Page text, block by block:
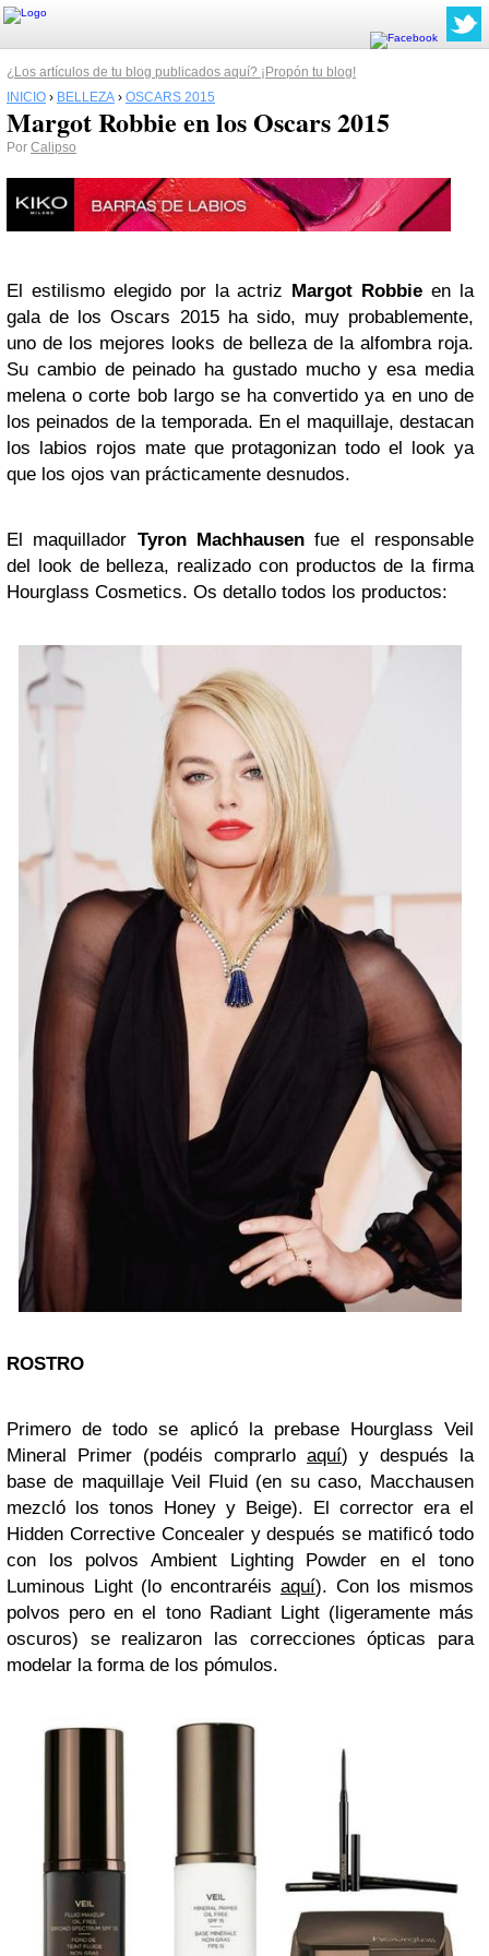
¿Los artículos de tu blog publicados aquí? ¡Propón tu blog!
INICIO › BELLEZA › OSCARS 2015
Margot Robbie en los Oscars 2015
Por Calipso
El estilismo elegido por la actriz Margot Robbie en la
gala de los Oscars 2015 ha sido, muy probablemente,
uno de los mejores looks de belleza de la alfombra roja.
Su cambio de peinado ha gustado mucho y esa media
melena o corte bob largo se ha convertido ya en uno de
los peinados de la temporada. En el maquillaje, destacan
los labios rojos mate que protagonizan todo el look ya
que los ojos van prácticamente desnudos.
El maquillador Tyron Machhausen fue el responsable
del look de belleza, realizado con productos de la firma
Hourglass Cosmetics. Os detallo todos los productos:
ROSTRO
Primero de todo se aplicó la prebase Hourglass Veil
Mineral Primer (podéis comprarlo aquí) y después la
base de maquillaje Veil Fluid (en su caso, Macchausen
mezcló los tonos Honey y Beige). El corrector era el
Hidden Corrective Concealer y después se matificó todo
con los polvos Ambient Lighting Powder en el tono
Luminous Light (lo encontraréis aquí). Con los mismos
polvos pero en el tono Radiant Light (ligeramente más
oscuros) se realizaron las correcciones ópticas para
modelar la forma de los pómulos.